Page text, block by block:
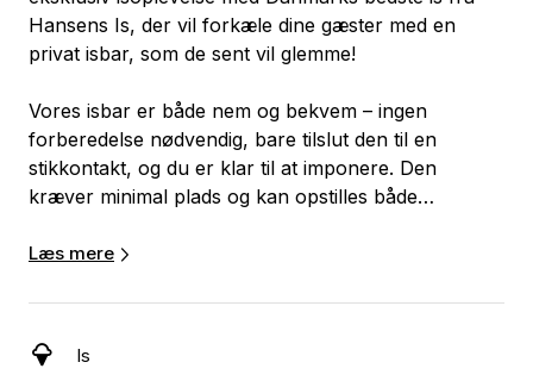
Hansens Is, der vil forkæle dine gæster med en
privat isbar, som de sent vil glemme!
Vores isbar er både nem og bekvem – ingen
forberedelse nødvendig, bare tilslut den til en
stikkontakt, og du er klar til at imponere. Den
kræver minimal plads og kan opstilles både
den forfriskende smag af vaffelis uanset
Vi leverer alt, hvad du behøver for at skabe de
lækreste vaffelis. Lad os tage hånd om detaljerne,
Læs mere
Is